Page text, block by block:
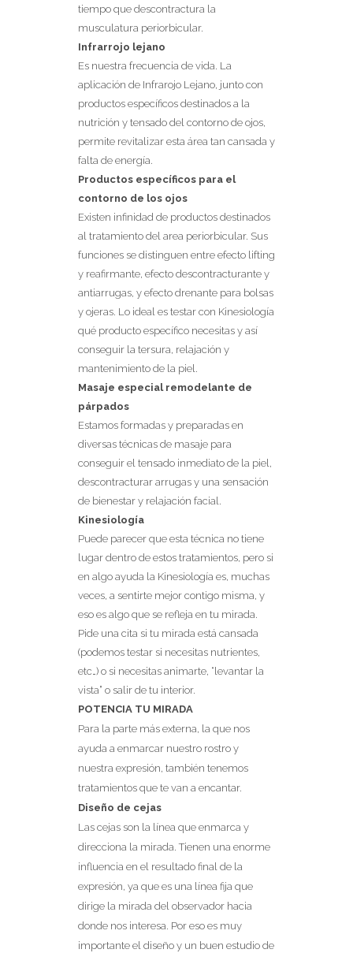
tiempo que descontractura la
musculatura periorbicular.
Infrarrojo lejano
Es nuestra frecuencia de vida. La
aplicación de Infrarojo Lejano, junto con
productos específicos destinados a la
nutrición y tensado del contorno de ojos,
permite revitalizar esta área tan cansada y
falta de energía.
Productos específicos para el
contorno de los ojos
Existen infinidad de productos destinados
al tratamiento del area periorbicular. Sus
funciones se distinguen entre efecto lifting
y reafirmante, efecto descontracturante y
antiarrugas, y efecto drenante para bolsas
y ojeras. Lo ideal es testar con Kinesiología
qué producto específico necesitas y así
conseguir la tersura, relajación y
mantenimiento de la piel.
Masaje especial remodelante de
párpados
Estamos formadas y preparadas en
diversas técnicas de masaje para
conseguir el tensado inmediato de la piel,
descontracturar arrugas y una sensación
de bienestar y relajación facial.
Kinesiología
Puede parecer que esta técnica no tiene
lugar dentro de estos tratamientos, pero si
en algo ayuda la Kinesiología es, muchas
veces, a sentirte mejor contigo misma, y
eso es algo que se refleja en tu mirada.
Pide una cita si tu mirada está cansada
(podemos testar si necesitas nutrientes,
etc…) o si necesitas animarte, “levantar la
vista” o salir de tu interior.
POTENCIA TU MIRADA
Para la parte más externa, la que nos
ayuda a enmarcar nuestro rostro y
nuestra expresión, también tenemos
tratamientos que te van a encantar.
Diseño de cejas
Las cejas son la línea que enmarca y
direcciona la mirada. Tienen una enorme
influencia en el resultado final de la
expresión, ya que es una línea fija que
dirige la mirada del observador hacia
donde nos interesa. Por eso es muy
importante el diseño y un buen estudio de